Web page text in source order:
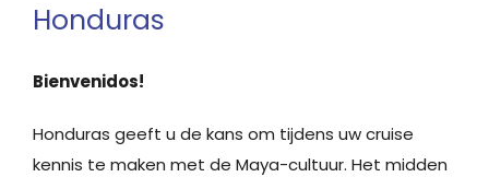
Honduras
Bienvenidos!
Honduras geeft u de kans om tijdens uw cruise
kennis te maken met de Maya-cultuur. Het midden